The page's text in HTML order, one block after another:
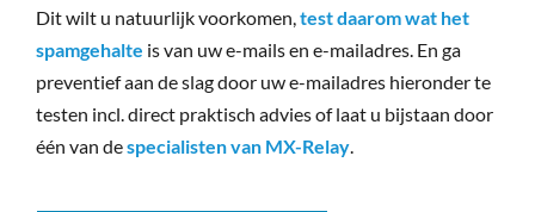
Login Portaal
31 (0)70 415 4839
Dit wilt u natuurlijk voorkomen, test daarom wat het
spamgehalte is van uw e-mails en e-mailadres. En ga
preventief aan de slag door uw e-mailadres hieronder te
testen incl. direct praktisch advies of laat u bijstaan door
één van despecialisten van MX-Relay